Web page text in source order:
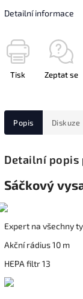
Detailní informace
Tisk Zeptat se
Popis Diskuze
Detailní popis
Sáčkový
Expert na všechny
Akční rádius 10 m
HEPA filtr 13